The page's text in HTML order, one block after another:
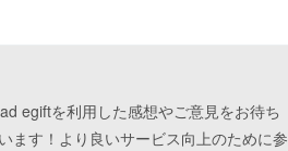
egiftを利用した感想やご意見をお待ち
ます！より良いサービス向上のために参